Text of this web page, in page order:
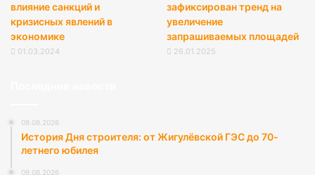
влияние санкций и
кризисных явлений в
экономике
01.03.2024
зафиксирован тренд на
увеличение
запрашиваемых площадей
26.01.2025
09.08.2026
История Дня строителя: от Жигулёвской ГЭС до 70-
летнего юбилея
09.08.2026